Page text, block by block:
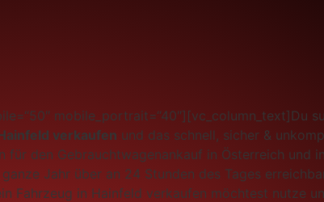
mobile_portrait=“40″][vc_column_text]Du
verkaufen und das schnell, sicher &
für den Gebrauchtwagenankauf in Österreich und
Jahr über an 24 Stunden des Tages
Fahrzeug in Hainfeld verkaufen möchtest nutze